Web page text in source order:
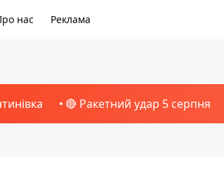
нас Реклама
🔴 Ракетний удар 5 серпня